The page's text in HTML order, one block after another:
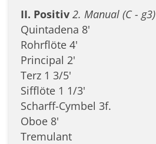
II. Positiv 2. Manual (C - g3)
Quintadena 8'
Rohrflöte 4'
Principal 2'
Terz 1 3/5'
Sifflöte 1 1/3'
Scharff-Cymbel 3f.
Oboe 8'
Tremulant